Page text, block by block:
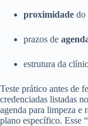
proximidade do
prazos de
estrutura da
Teste prático antes de
credenciadas listadas
agenda para limpeza e
plano específico. Esse